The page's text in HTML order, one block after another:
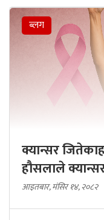
ब्लग
क्यान्सर
हौसलाले
आइतबार, मंसिर १४, २०८२